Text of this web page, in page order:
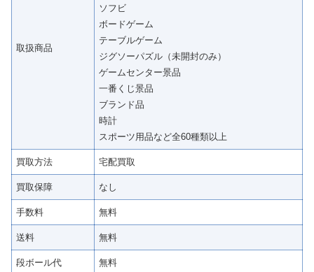
取扱商品
ソフビ
ボードゲーム
テーブルゲーム
ジグソーパズル（未開封のみ）
ゲームセンター景品
一番くじ景品
ブランド品
時計
スポーツ用品など全60種類以上
買取方法 宅配買取
買取保障 なし
手数料 無料
送料 無料
段ボール代 無料